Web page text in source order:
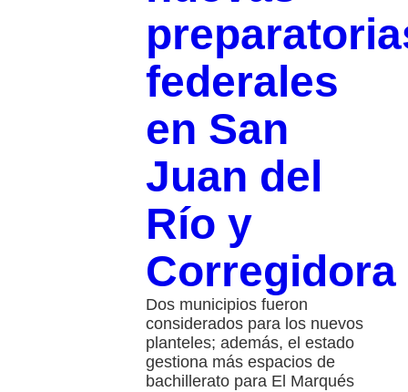
federales
en San
Juan del
Río y
Corregidora
Dos municipios fueron
considerados para los nuevos
planteles; además, el estado
gestiona más espacios de
bachillerato para El Marqués